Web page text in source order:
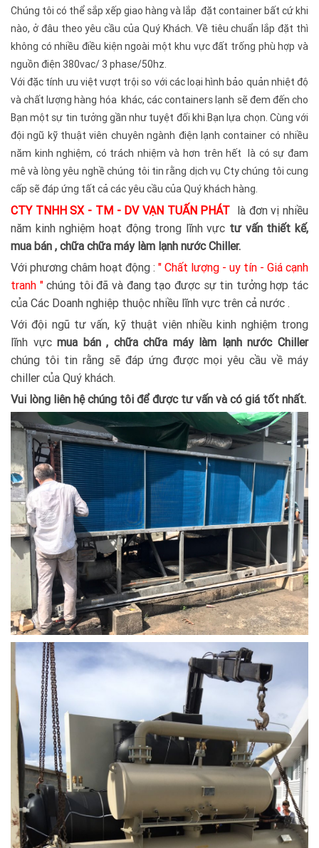
Chúng tôi có thể sắp xếp giao hàng và lắp đặt container bất cứ khi
nào, ở đâu theo yêu cầu của Quý Khách. Về tiêu chuẩn lắp đặt thì
không có nhiều điều kiện ngoài một khu vực đất trống phù hợp và
nguồn điện 380vac/ 3 phase/50hz.
Với đặc tính ưu việt vượt trội so với các loại hình bảo quản nhiệt độ
và chất lượng hàng hóa khác, các containers lạnh sẽ đem đến cho
Bạn một sự tin tưởng gần như tuyệt đối khi Bạn lựa chọn. Cùng với
đội ngũ kỹ thuật viên chuyên ngành điện lạnh container có nhiều
năm kinh nghiệm, có trách nhiệm và hơn trên hết là có sự đam
mê và lòng yêu nghề chúng tôi tin rằng dịch vụ Cty chúng tôi cung
cấp sẽ đáp ứng tất cả các yêu cầu của Quý khách hàng.
CTY TNHH SX - TM - DV VẠN TUẤN PHÁT là đơn vị nhiều
năm kinh nghiệm hoạt động trong lĩnh vực tư vấn thiết kế,
mua bán , chữa chữa máy làm lạnh nước Chiller.
Với phương châm hoạt động : " Chất lượng - uy tín - Giá cạnh
tranh "chúng tôi đã và đang tạo được sự tin tưởng hợp tác
của Các Doanh nghiệp thuộc nhiều lĩnh vực trên cả nước .
Với đội ngũ tư vấn, kỹ thuật viên nhiều kinh nghiệm trong
lĩnh vựcmua bán , chữa chữa máy làm lạnh nước Chiller
chúng tôi tin rằng sẽ đáp ứng được mọi yêu cầu về máy
chiller của Quý khách.
Vui lòng liên hệ chúng tôi để được tư vấn và có giá tốt nhất.